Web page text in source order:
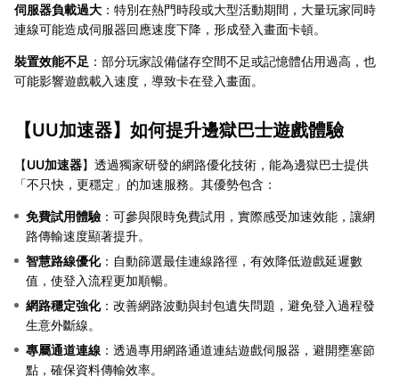
伺服器負載過大 ：特別在熱門時段或大型活動期間，大量玩家同時
連線可能造成伺服器回應速度下降，形成登入畫面卡頓。
裝置效能不足 ：部分玩家設備儲存空間不足或記憶體佔用過高，也
可能影響遊戲載入速度，導致卡在登入畫面。
【UU加速器】如何提升邊獄巴士遊戲體驗
【UU加速器】透過獨家研發的網路優化技術，能為邊獄巴士提供
「不只快，更穩定」的加速服務。其優勢包含：
免費試用體驗 ：可參與限時免費試用，實際感受加速效能，讓網
路傳輸速度顯著提升。
智慧路線優化：自動篩選最佳連線路徑，有效降低遊戲延遲數
值，使登入流程更加順暢。
網路穩定強化：改善網路波動與封包遺失問題，避免登入過程發
生意外斷線。
專屬通道連線 ：透過專用網路通道連結遊戲伺服器，避開壅塞節
點，確保資料傳輸效率。